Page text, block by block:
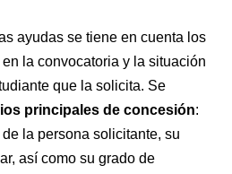
ayudas se tiene en cuenta los
la convocatoria y la situación
que la solicita. Se
principales de concesión:
la persona solicitante, su
así como su grado de